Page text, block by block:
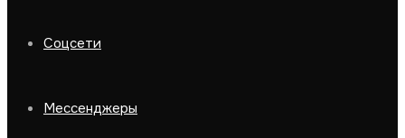
Соцсети
Мессенджеры